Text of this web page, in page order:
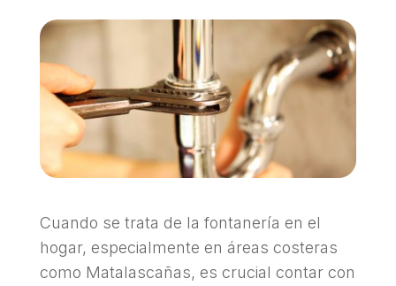
Cuando se trata de la fontanería en el
hogar, especialmente en áreas costeras
como Matalascañas, es crucial contar con